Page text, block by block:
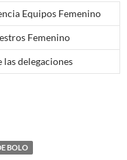
Equipos Femenino
Femenino
las delegaciones
BOLO